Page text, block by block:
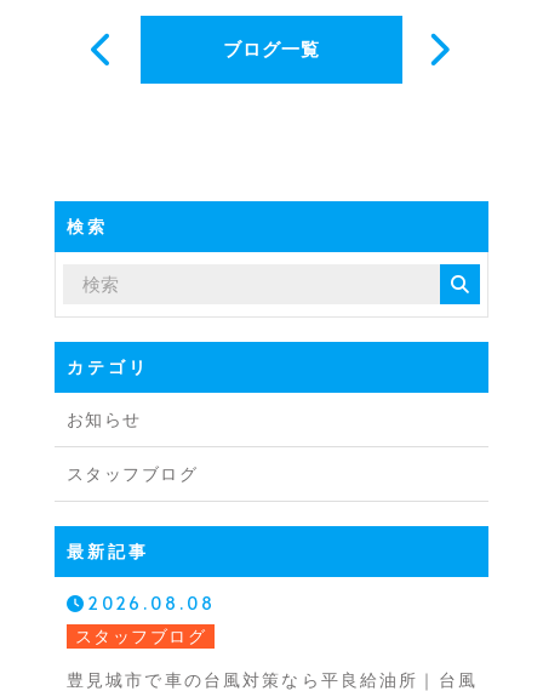
ブログ一覧
検索
カテゴリ
お知らせ
スタッフブログ
最新記事
2026.08.08
スタッフブログ
豊見城市で車の台風対策なら平良給油所｜台風